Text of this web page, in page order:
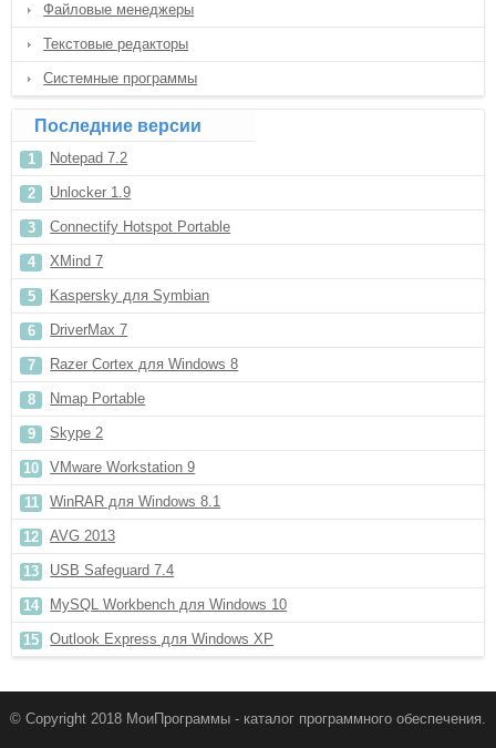
Файловые менеджеры
Текстовые редакторы
Системные программы
Последние версии
Notepad 7.2
Unlocker 1.9
Connectify Hotspot Portable
XMind 7
Kaspersky для Symbian
DriverMax 7
Razer Cortex для Windows 8
Nmap Portable
Skype 2
VMware Workstation 9
WinRAR для Windows 8.1
AVG 2013
USB Safeguard 7.4
MySQL Workbench для Windows 10
Outlook Express для Windows XP
© Copyright 2018 МоиПрограммы - каталог программного обеспечения.